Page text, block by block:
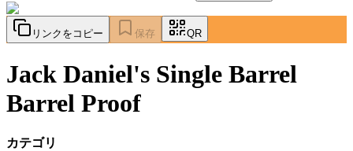
リンクをコピー 保存 QR
Jack Daniel's Single Barrel
Barrel Proof
カテゴリ